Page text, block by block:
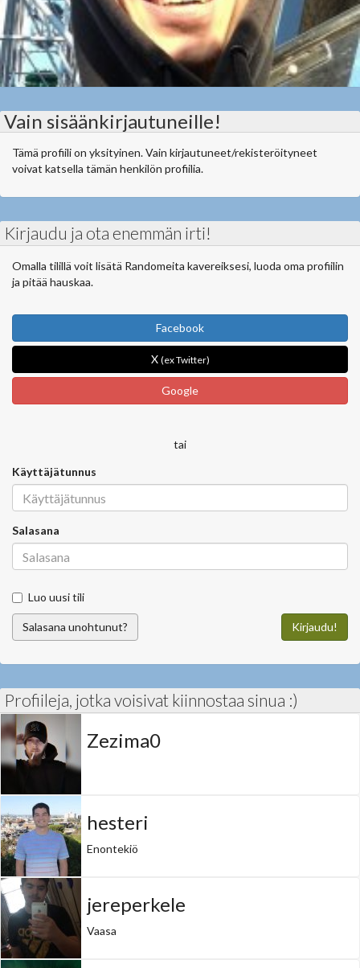
Vain sisäänkirjautuneille!
Tämä profiili on yksityinen. Vain kirjautuneet/rekisteröityneet
voivat katsella tämän henkilön profiilia.
Kirjaudu ja ota enemmän irti!
Omalla tilillä voit lisätä Randomeita kavereiksesi, luoda oma profiilin
ja pitää hauskaa.
Facebook
X (ex Twitter)
Google
tai
Käyttäjätunnus
Salasana
Luo uusi tili
Salasana unohtunut? Kirjaudu!
Profiileja, jotka voisivat kiinnostaa sinua :)
Zezima0
hesteri
Enontekiö
jereperkele
Vaasa